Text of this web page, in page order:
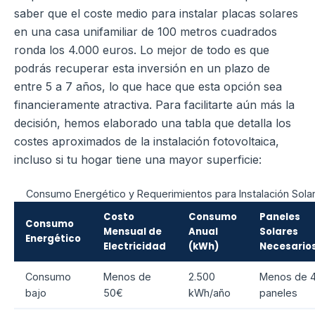
saber que el coste medio para instalar placas solares
en una casa unifamiliar de 100 metros cuadrados
ronda los 4.000 euros. Lo mejor de todo es que
podrás recuperar esta inversión en un plazo de
entre 5 a 7 años, lo que hace que esta opción sea
financieramente atractiva. Para facilitarte aún más la
decisión, hemos elaborado una tabla que detalla los
costes aproximados de la instalación fotovoltaica,
incluso si tu hogar tiene una mayor superficie:
Consumo Energético y Requerimientos para Instalación
Consumo
Energético
Costo
Mensual de
Electricidad
Consumo
Anual
(kWh)
Paneles
Solares
Consumo
bajo
Menos de
50€
2.500
kWh/año
Menos de
paneles